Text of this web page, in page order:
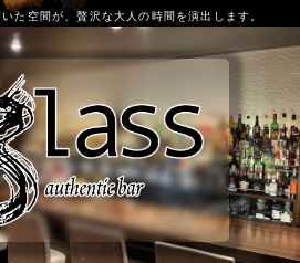
た空間が、贅沢な大人の時間を演出します。